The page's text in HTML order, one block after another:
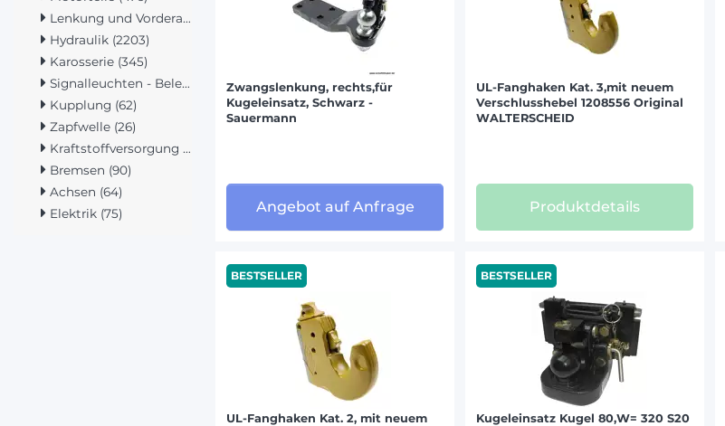
Lenkung und Vorderachse (272)
Hydraulik (2203)
Karosserie (345)
Signalleuchten - Beleuchtung (419)
Kupplung (62)
Zapfwelle (26)
Kraftstoffversorgung (286)
Bremsen (90)
Achsen (64)
Elektrik (75)
NEW HOLLAND (390)
MASSEY FERGUSON (417)
ANTONIO CARRARO (22)
FIAT/SOMECA (218)
GOLDONI (39)
HURLIMANN (135)
Zwangslenkung, rechts,für
Kugeleinsatz, Schwarz -
Sauermann
Angebot auf Anfrage
UL-Fanghaken Kat. 3,mit neuem
Verschlusshebel 1208556 Original
WALTERSCHEID
Produktdetails
BESTSELLER
UL-Fanghaken Kat. 2, mit neuem
BESTSELLER
Kugeleinsatz Kugel 80,W= 320 S20